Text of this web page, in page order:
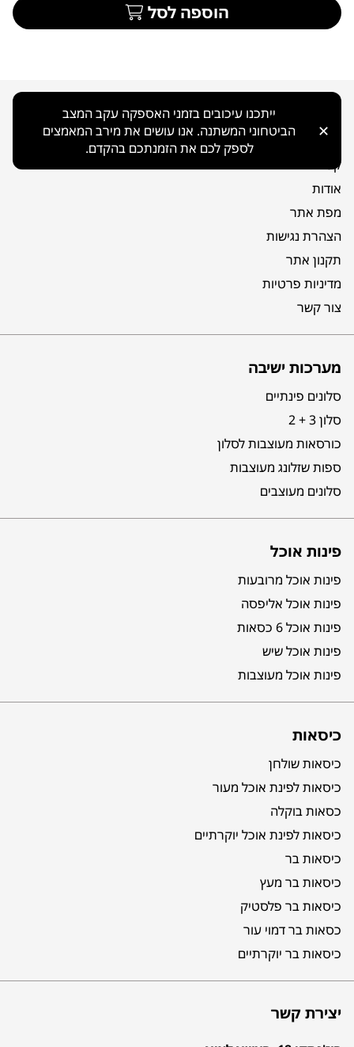
ייתכנו עיכובים בזמני האספקה עקב המצב
הביטחוני המשתנה. אנו עושים את מירב המאמצים
לספק לכם את הזמנתכם בהקדם.
✕
הוספה לסל
בית
קטלוג
אודות
מפת אתר
הצהרת נגישות
תקנון אתר
מדיניות פרטיות
צור קשר
מערכות ישיבה
סלונים פינתיים
סלון 3 + 2
כורסאות מעוצבות לסלון
ספות שזלונג מעוצבות
סלונים מעוצבים
פינות אוכל
פינות אוכל מרובעות
פינות אוכל אליפסה
פינות אוכל 6 כסאות
פינות אוכל שיש
פינות אוכל מעוצבות
כיסאות
כיסאות שולחן
כיסאות לפינת אוכל מעור
כסאות בוקלה
כיסאות לפינת אוכל יוקרתיים
כיסאות בר
כיסאות בר מעץ
כיסאות בר פלסטיק
כסאות בר דמוי עור
כיסאות בר יוקרתיים
יצירת קשר